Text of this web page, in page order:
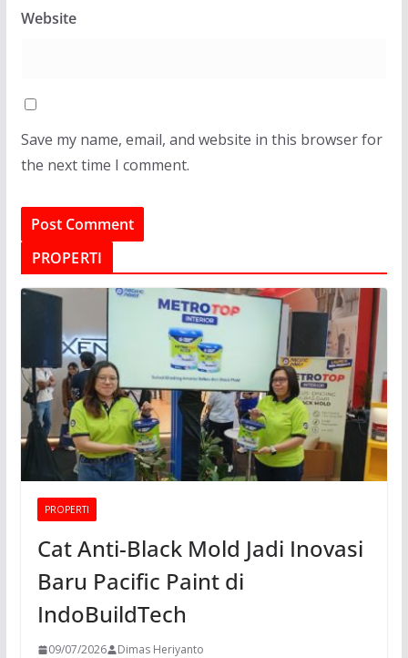
Website
Save my name, email, and website in this browser for
the next time I comment.
PROPERTI
PROPERTI
Cat Anti-Black Mold Jadi Inovasi
Baru Pacific Paint di
IndoBuildTech
09/07/2026 Dimas Heriyanto